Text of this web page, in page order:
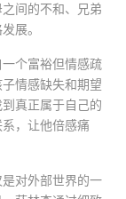
间的不和、兄弟
展。
个富裕但情感疏
情感缺失和期望
真正属于自己的
，让他倍感痛
对外部世界的一